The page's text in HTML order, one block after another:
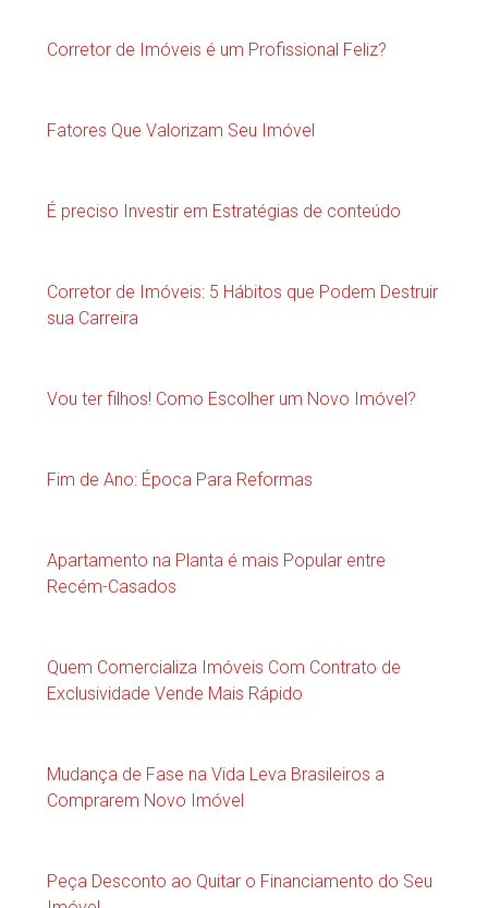
Corretor de Imóveis é um Profissional Feliz?
Fatores Que Valorizam Seu Imóvel
É preciso Investir em Estratégias de conteúdo
Corretor de Imóveis: 5 Hábitos que Podem Destruir
sua Carreira
Vou ter filhos! Como Escolher um Novo Imóvel?
Fim de Ano: Época Para Reformas
Apartamento na Planta é mais Popular entre
Recém-Casados
Quem Comercializa Imóveis Com Contrato de
Exclusividade Vende Mais Rápido
Mudança de Fase na Vida Leva Brasileiros a
Comprarem Novo Imóvel
Peça Desconto ao Quitar o Financiamento do Seu